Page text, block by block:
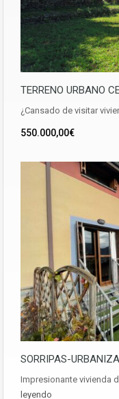
TERRENO URBANO
¿Cansado de visitar
550.000,00€
SORRIPAS-
Impresionante vivienda
leyendo